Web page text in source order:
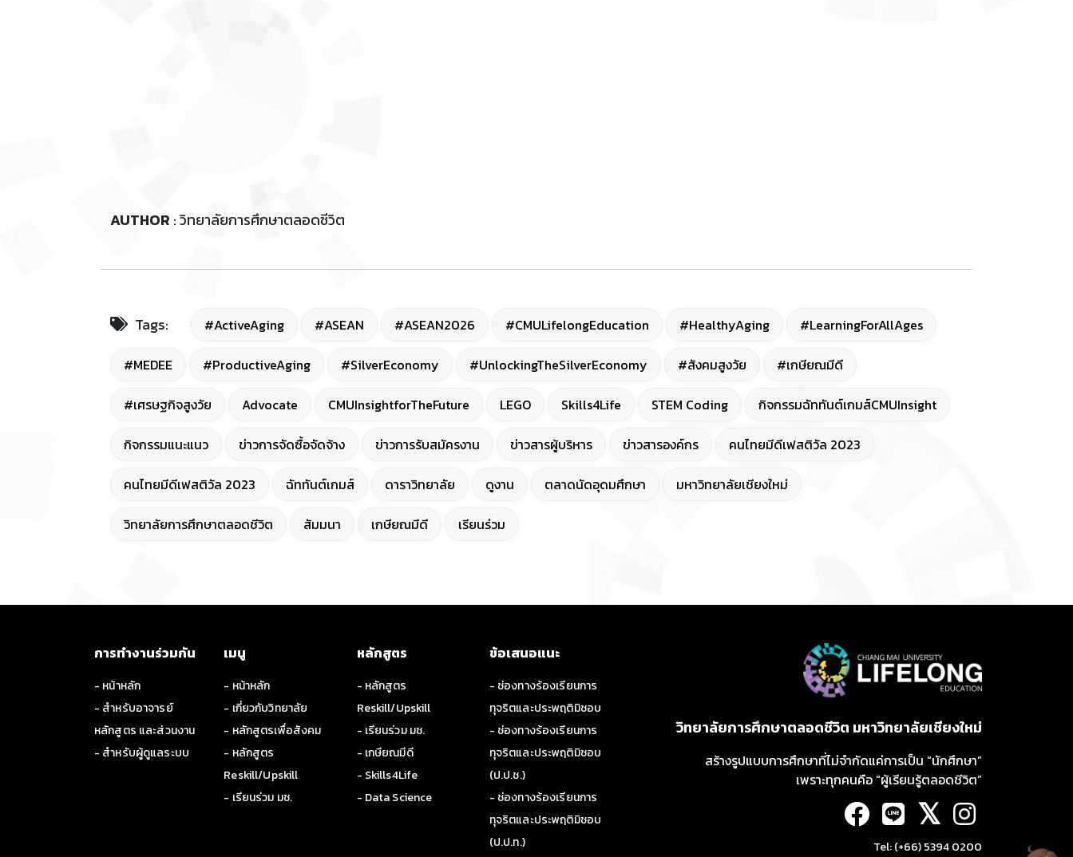
AUTHOR : วิทยาลัยการศึกษาตลอดชีวิต
Tags: #ActiveAging #ASEAN #ASEAN2026 #CMULifelongEducation #HealthyAging #LearningForAllAges
#MEDEE #ProductiveAging #SilverEconomy #UnlockingTheSilverEconomy #สังคมสูงวัย #เกษียณมีดี
#เศรษฐกิจสูงวัย Advocate CMUInsightforTheFuture LEGO Skills4Life STEM Coding กิจกรรมฉัททันต์เกมส์CMUInsight
กิจกรรมแนะแนว ข่าวการจัดซื้อจัดจ้าง ข่าวการรับสมัครงาน ข่าวสารผู้บริหาร ข่าวสารองค์กร คนไทยมีดีเฟสติวัล 2023
คนไทยมีดีเฟสติวัล 2023 ฉัททันต์เกมส์ ดาราวิทยาลัย ดูงาน ตลาดนัดอุดมศึกษา มหาวิทยาลัยเชียงใหม่
วิทยาลัยการศึกษาตลอดชีวิต สัมมนา เกษียณมีดี เรียนร่วม
การทำงานร่วมกัน
- หน้าหลัก
- สำหรับอาจารย์
หลักสูตร และส่วนงาน
- สำหรับผู้ดูแลระบบ
เมนู
- หน้าหลัก
- เกี่ยวกับวิทยาลัย
- หลักสูตรเพื่อสังคม
- หลักสูตร
Reskill/Upskill
- เรียนร่วม มช.
หลักสูตร
- หลักสูตร
Reskill/Upskill
- เรียนร่วม มช.
- เกษียณมีดี
- Skills4Life
- Data Science
ข้อเสนอแนะ
- ช่องทางร้องเรียนการ
ทุจริตและประพฤติมิชอบ
- ช่องทางร้องเรียนการ
ทุจริตและประพฤติมิชอบ
(ป.ป.ช.)
- ช่องทางร้องเรียนการ
ทุจริตและประพฤติมิชอบ
(ป.ป.ท.)
วิทยาลัยการศึกษาตลอดชีวิต มหาวิทยาลัยเชียงใหม่
สร้างรูปแบบการศึกษาที่ไม่จำกัดแค่การเป็น “นักศึกษา”
เพราะทุกคนคือ “ผู้เรียนรู้ตลอดชีวิต”
𝕏
Tel: (+66) 5394 0200